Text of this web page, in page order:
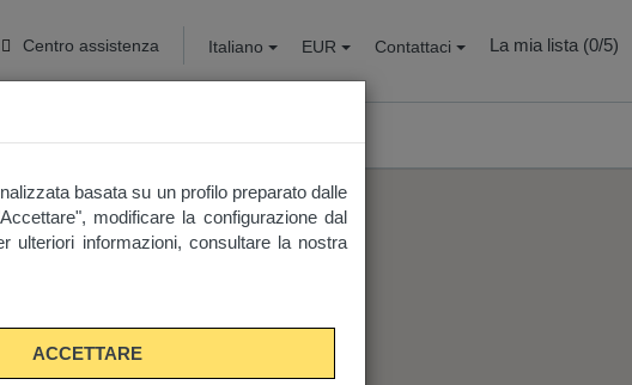
basata su un profilo preparato dalle
modificare la configurazione dal
ulteriori informazioni, consultare la nostra
ACCETTARE
Centro assistenza Italiano EUR Contattaci La mia lista (0/5)